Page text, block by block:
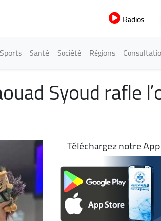
Radios
Sports Santé Société Régions
Syoud rafle
Téléchargez notre